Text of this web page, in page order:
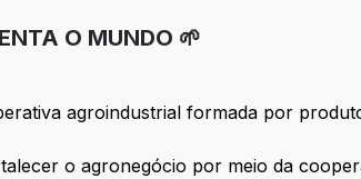
O MUNDO 🌱
agroindustrial formada por
o agronegócio por meio da